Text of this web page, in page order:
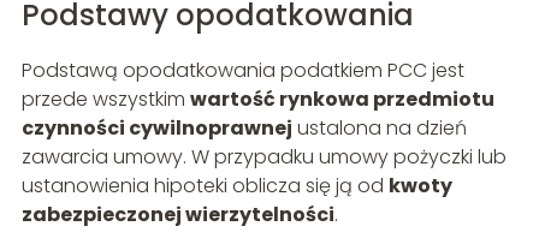
Podstawy opodatkowania
Podstawą opodatkowania podatkiem PCC jest
przede wszystkim wartość rynkowa przedmiotu
czynności cywilnoprawnej ustalona na dzień
zawarcia umowy. W przypadku umowy pożyczki lub
ustanowienia hipoteki oblicza się ją od kwoty
zabezpieczonej wierzytelności.